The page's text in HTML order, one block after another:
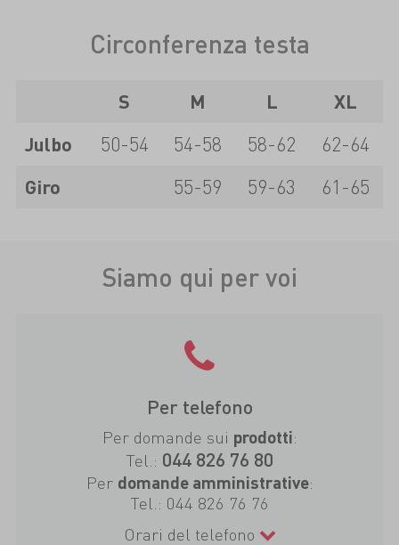
Circonferenza testa
S M L
XL
Julbo
50-54 54-58 58-62
62-64
Giro
55-59 59-63 61-65
Siamo qui per voi
Per telefono
Per domande sui prodotti:
Tel.: 044 826 76 80
Per domande amministrative:
Tel.: 044 826 76 76
Orari del telefono